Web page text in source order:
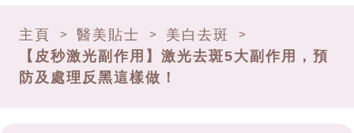
主頁 > 醫美貼士 > 美白去斑 >
【皮秒激光副作用】激光去斑5大副作用，預
防及處理反黑這樣做！